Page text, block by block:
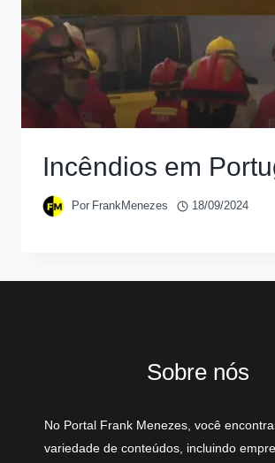
Incêndios em
Por FrankMenezes 18/09/2024
Sobre nós
No Portal Frank Menezes, você
variedade de conteúdos, incluindo